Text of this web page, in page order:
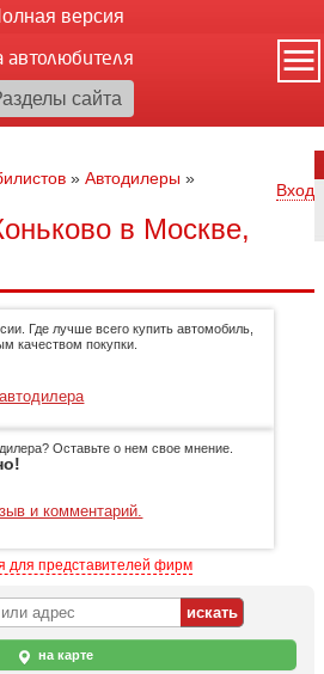
версия
автолюбителя
» Автодилеры »
Вход
в Москве,
Где лучше всего купить автомобиль,
качеством покупки.
Оставьте о нем свое мнение.
и комментарий.
для представителей фирм
на карте